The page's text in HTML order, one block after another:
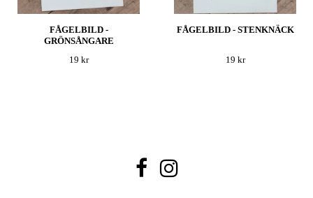
FÅGELBILD -
GRÖNSÅNGARE
19 kr
FÅGELBILD - STENKNÄCK
19 kr